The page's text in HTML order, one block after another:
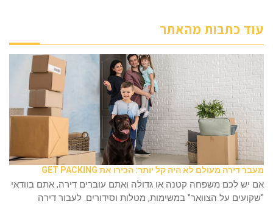
עוד כתבות מהאתר
מעבר דירה מעולם לא היה קל יותר: הכירו את GET PACKING
אם יש לכם משפחה קטנה או גדולה ואתם עוברים דירה, אתם בוודאי
"שקועים על הצוואר" במשימות, מטלות וסידורים. לעבור דירה